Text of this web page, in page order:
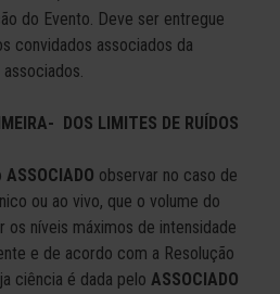
do Evento. Deve ser entregue
convidados associados da
associados.
DOS LIMITES DE RUÍDOS
ASSOCIADO observar no caso de
ou ao vivo, que o volume do
os níveis máximos de intensidade
e de acordo com a Resolução
ciência é dada pelo ASSOCIADO